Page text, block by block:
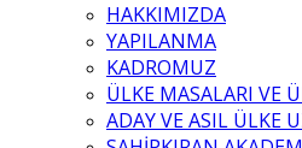
HAKKIMIZDA
YAPILANMA
KADROMUZ
ÜLKE MASALARI VE
ADAY VE ASIL ÜLKE